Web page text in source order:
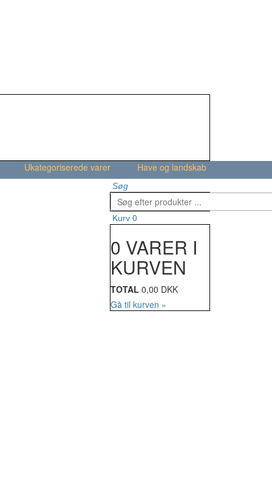
Ukategoriserede varer Have og landskab
Søg
Kurv 0
0 VARER I
KURVEN
TOTAL 0,00 DKK
Gå til kurven »